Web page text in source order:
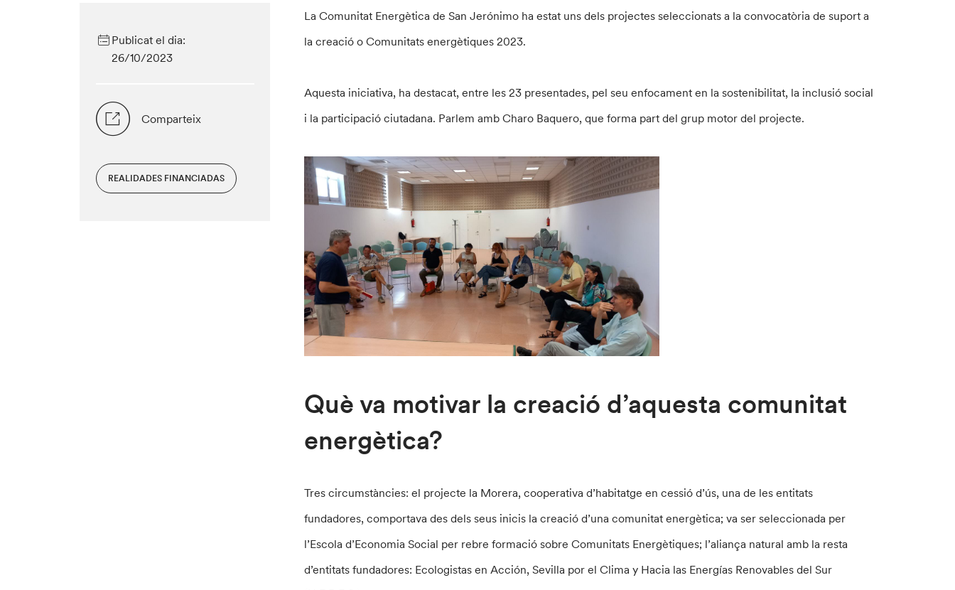
Publicat el dia:
26/10/2023
Comparteix
REALIDADES FINANCIADAS
La Comunitat Energètica de San Jerónimo ha estat uns dels projectes seleccionats a la convocatòria de suport a
la creació o Comunitats energètiques 2023.
Aquesta iniciativa, ha destacat, entre les 23 presentades, pel seu enfocament en la sostenibilitat, la inclusió social
i la participació ciutadana. Parlem amb Charo Baquero, que forma part del grup motor del projecte.
Què va motivar la creació d’aquesta comunitat
energètica?
Tres circumstàncies: el projecte la Morera, cooperativa d’habitatge en cessió d’ús, una de les entitats
fundadores, comportava des dels seus inicis la creació d’una comunitat energètica; va ser seleccionada per
l’Escola d’Economia Social per rebre formació sobre Comunitats Energètiques; l’aliança natural amb la resta
d’entitats fundadores: Ecologistas en Acción, Sevilla por el Clima y Hacia las Energías Renovables del Sur